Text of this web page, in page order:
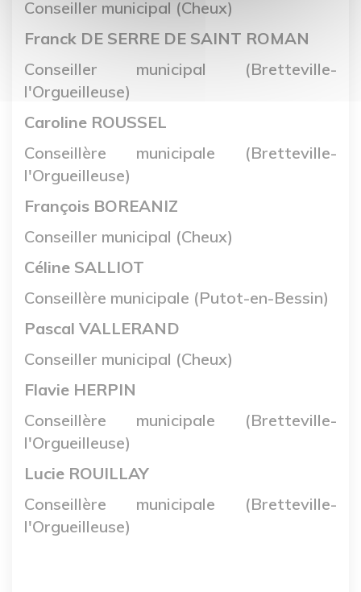
Conseiller municipal (Cheux)
Franck DE SERRE DE SAINT ROMAN
Conseiller municipal (Bretteville-
l'Orgueilleuse)
Caroline ROUSSEL
Conseillère municipale (Bretteville-
l'Orgueilleuse)
François BOREANIZ
Conseiller municipal (Cheux)
Céline SALLIOT
Conseillère municipale (Putot-en-Bessin)
Pascal VALLERAND
Conseiller municipal (Cheux)
Flavie HERPIN
Conseillère municipale (Bretteville-
l'Orgueilleuse)
Lucie ROUILLAY
Conseillère municipale (Bretteville-
l'Orgueilleuse)